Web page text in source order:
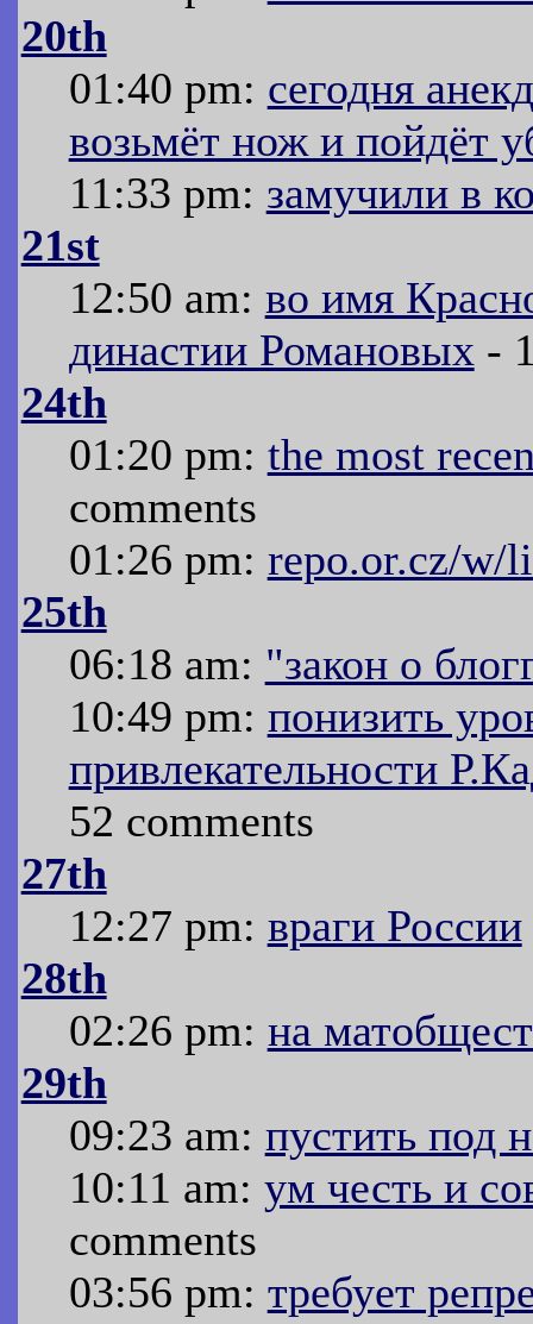
20th
01:40 pm: сегодня
возьмёт нож и пойдёт
11:33 pm: замучили в
21st
12:50 am: во имя
династии Романовых -
24th
01:20 pm: the most
comments
01:26 pm: repo.or.cz/w/
25th
06:18 am: "закон о
10:49 pm: понизить
привлекательности
52 comments
27th
12:27 pm: враги России
28th
02:26 pm: на
29th
09:23 am: пустить под
10:11 am: ум честь и
comments
03:56 pm: требует